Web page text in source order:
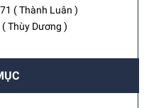
( Thành Luân )
( Thùy Dương )